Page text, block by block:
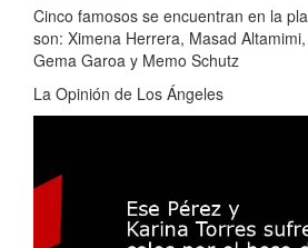
Cinco famosos se encuentran en la
son: Ximena Herrera, Masad
Gema Garoa y Memo Schutz
La Opinión de Los Ángeles